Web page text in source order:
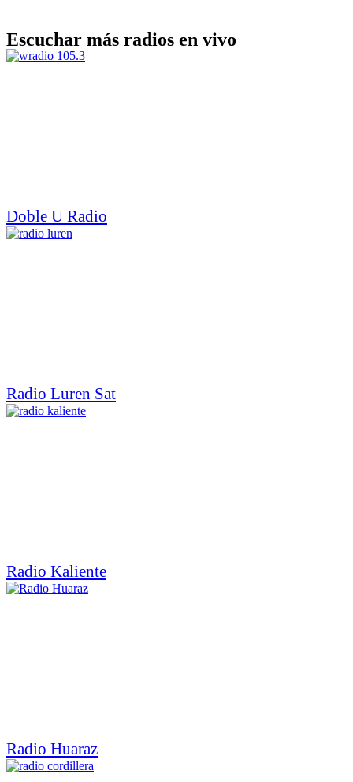
Escuchar más radios en vivo
Doble U Radio
Radio Luren Sat
Radio Kaliente
Radio Huaraz